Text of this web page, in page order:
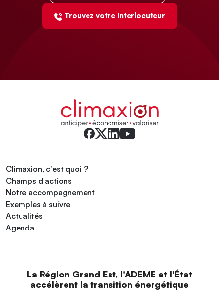
Trouvez votre interlocuteur
Climaxion, c'est quoi ?
Champs d'actions
Notre accompagnement
Exemples à suivre
Actualités
Agenda
La Région Grand Est, l'ADEME et l'État
accélèrent la transition énergétique